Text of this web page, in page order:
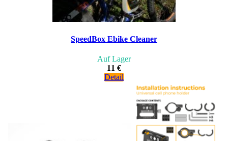
SpeedBox Ebike Cleaner
Auf Lager
11 €
Detail